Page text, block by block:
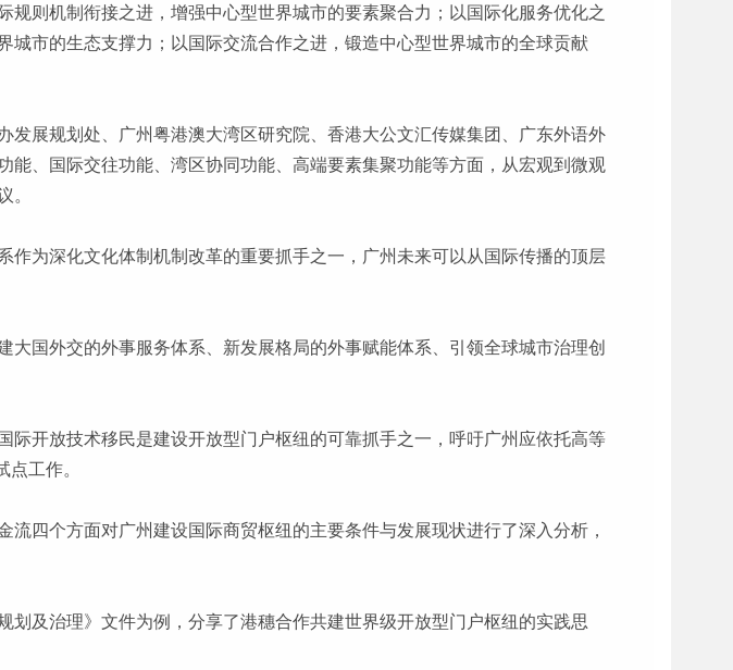
则机制衔接之进，增强中心型世界城市的要素聚合力；以国际化服务优化之
市的生态支撑力；以国际交流合作之进，锻造中心型世界城市的全球贡献
展规划处、广州粤港澳大湾区研究院、香港大公文汇传媒集团、广东外语外
、国际交往功能、湾区协同功能、高端要素集聚功能等方面，从宏观到微观
。
为深化文化体制机制改革的重要抓手之一，广州未来可以从国际传播的顶层
国外交的外事服务体系、新发展格局的外事赋能体系、引领全球城市治理创
开放技术移民是建设开放型门户枢纽的可靠抓手之一，呼吁广州应依托高等
工作。
四个方面对广州建设国际商贸枢纽的主要条件与发展现状进行了深入分析，
及治理》文件为例，分享了港穗合作共建世界级开放型门户枢纽的实践思